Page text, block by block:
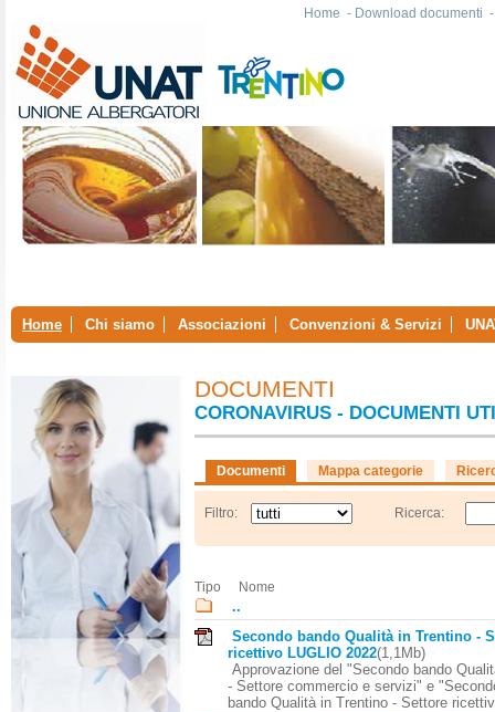
Home - Download documenti
Home Chi siamo Associazioni Convenzioni & Servizi
DOCUMENTI
CORONAVIRUS - DOCUMENTI
Documenti Mappa categorie
Filtro: Ricerca:
Tipo Nome
..
Secondo bando Qualità in Trentino -
ricettivo LUGLIO 2022(1,1Mb)
Approvazione del "Secondo bando
- Settore commercio e servizi" e
bando Qualità in Trentino - Settore